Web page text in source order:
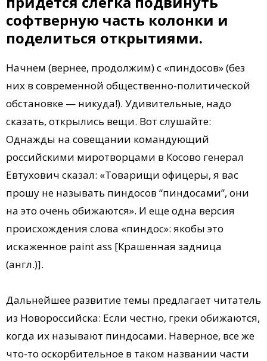
софтверную часть колонки и
поделиться открытиями.
Начнем (вернее, продолжим) с «пиндосов» (без
них в современной общественно-политической
обстановке — никуда!). Удивительные, надо
сказать, открылись вещи. Вот слушайте:
Однажды на совещании командующий
российскими миротворцами в Косово генерал
Евтухович сказал: «Товарищи офицеры, я вас
прошу не называть пиндосов “пиндосами”, они
на это очень обижаются». И еще одна версия
происхождения слова «пиндос»: якобы это
искаженное paint ass [Крашенная задница
(англ.)].
Дальнейшее развитие темы предлагает читатель
из Новороссийска: Если честно, греки обижаются,
когда их называют пиндосами. Наверное, все же
что-то оскорбительное в таком названии части